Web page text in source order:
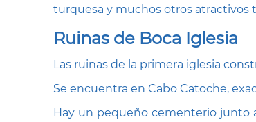
turquesa y muchos otros atractivos
Ruinas de Boca Iglesia
Las ruinas de la primera iglesia
Se encuentra en Cabo Catoche,
Hay un pequeño cementerio junto